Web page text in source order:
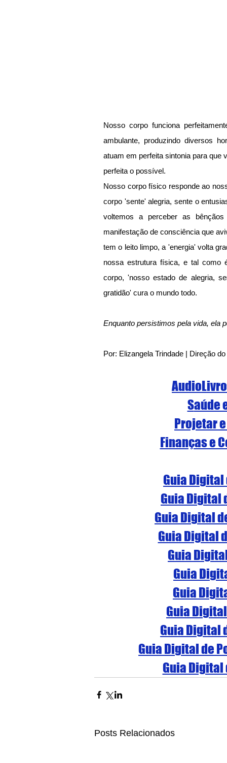
Nosso corpo funciona
ambulante, produzindo diversos
atuam em perfeita sintonia para que
perfeita o possível.
Nosso corpo físico responde ao
corpo 'sente' alegria, sente o
voltemos a perceber as
manifestação de consciência que
tem o leito limpo, a 'energia' volta
nossa estrutura física, e tal como
corpo, 'nosso estado de alegria,
gratidão' cura o mundo todo.
Enquanto persistimos pela vida, ela
Por: Elizangela Trindade | Direção
Saúde
Projetar
Finanças e
Guia Digital
Guia Digital
Guia Digital
Guia Digital
Guia
Guia
Guia
Guia
Guia Digital
Guia Digital de
Guia Digital
Posts Relacionados